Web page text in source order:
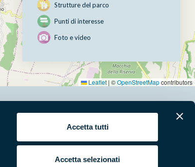
Accetta tutti
Accetta selezionati
Leaflet | ©OpenStreetMapcontributors
Strutture del parco
Punti di interesse
Foto e video
News e appuntamenti
Punti di interesse
Pubblicazioni